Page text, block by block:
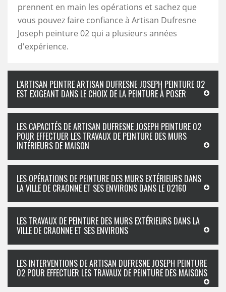
prennent en main les opérations et sachez que
vous pouvez faire confiance à Artisan Dufresne
Joseph peinture 02 qui a plusieurs années
d'expérience.
L’ARTISAN PEINTRE ARTISAN DUFRESNE JOSEPH PEINTURE 02
EST EXIGEANT DANS LE CHOIX DE LA PEINTURE À POSER
LES CAPACITÉS DE ARTISAN DUFRESNE JOSEPH PEINTURE 02
POUR EFFECTUER LES TRAVAUX DE PEINTURE DES MURS
INTÉRIEURS DE MAISON
LES OPÉRATIONS DE PEINTURE DES MURS EXTÉRIEURS DANS
LA VILLE DE CRAONNE ET SES ENVIRONS DANS LE 02160
LES TRAVAUX DE PEINTURE DES MURS EXTÉRIEURS DANS LA
VILLE DE CRAONNE ET SES ENVIRONS
LES INTERVENTIONS DE ARTISAN DUFRESNE JOSEPH PEINTURE
02 POUR EFFECTUER LES TRAVAUX DE PEINTURE DES MAISONS